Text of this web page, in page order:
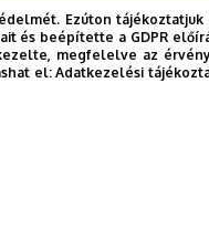
Ezúton tájékoztatjuk
és beépítette a GDPR
megfelelve az
el:Adatkezelési